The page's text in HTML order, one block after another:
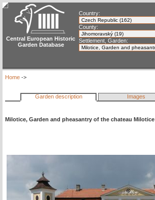
Central European Historic
Garden Database
Country:
County:
Settlement, Garden:
Home ->
Garden description Images
Milotice, Garden and pheasantry of the chateau Milotice